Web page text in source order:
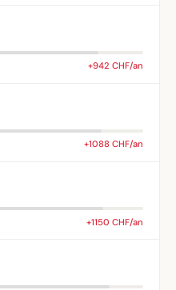
+942 CHF/an
+1088 CHF/an
+1150 CHF/an